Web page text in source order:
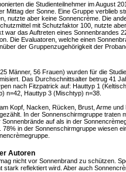
die Studienteilnehmer im August
Mittag der Sonne. Eine Gruppe verblieb
nutzte aber keine Sonnencrème. Die
mit Schutzfaktor 100, nutzte
war das Auftreten eines Sonnenbrandes
Die Evaluatoren, welche einen
der Gruppenzugehörigkeit der
Männer, 56 Frauen) wurden für die
Das Durchschnittsalter betrug 41
nach Fitzpatrick auf: Hauttyp 1
n=42, Hauttyp 3 (Mischtyp) n=38.
Kopf, Nacken, Rücken, Brust, Arme und
In der Sonnenschirmgruppe traten
Sonnenbrände auf als in der
78% in der Sonnenschirmgruppe wiesen
Autoren
nicht vor Sonnenbrand zu schützen.
stark reflektiert wird. Aber auch